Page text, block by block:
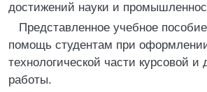
достижений науки и
Представленное учебное
помощь студентам при
технологической части курсовой и
работы.